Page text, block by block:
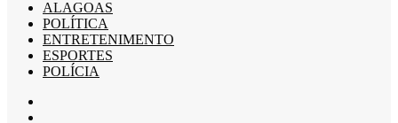
ALAGOAS
POLÍTICA
ENTRETENIMENTO
ESPORTES
POLÍCIA